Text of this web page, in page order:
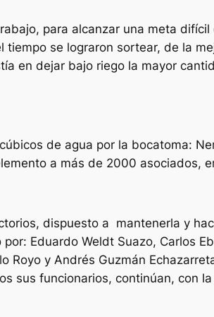
para alcanzar una meta
se lograron sortear, de la
en dejar bajo riego la mayor
de agua por la bocatoma:
a más de 2000 asociados,
dispuesto a mantenerla y
Eduardo Weldt Suazo, Carlos
Royo y Andrés Guzmán
sus funcionarios, continúan, con